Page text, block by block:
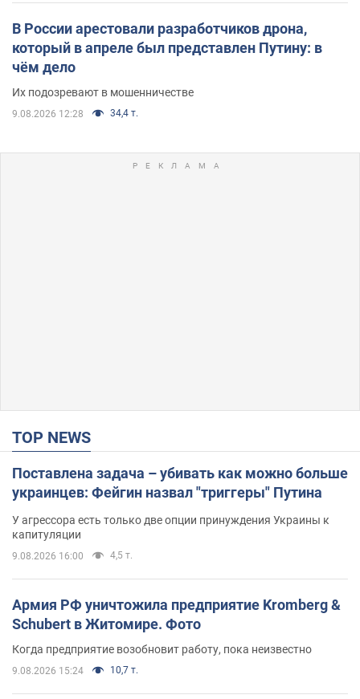
В России арестовали разработчиков дрона,
который в апреле был представлен Путину: в
чём дело
Их подозревают в мошенничестве
9.08.2026 12:28 34,4 т.
TOP NEWS
Поставлена задача – убивать как можно больше
украинцев: Фейгин назвал "триггеры" Путина
У агрессора есть только две опции принуждения Украины к
капитуляции
9.08.2026 16:00 4,5 т.
Армия РФ уничтожила предприятие Kromberg &
Schubert в Житомире. Фото
Когда предприятие возобновит работу, пока неизвестно
9.08.2026 15:24 10,7 т.